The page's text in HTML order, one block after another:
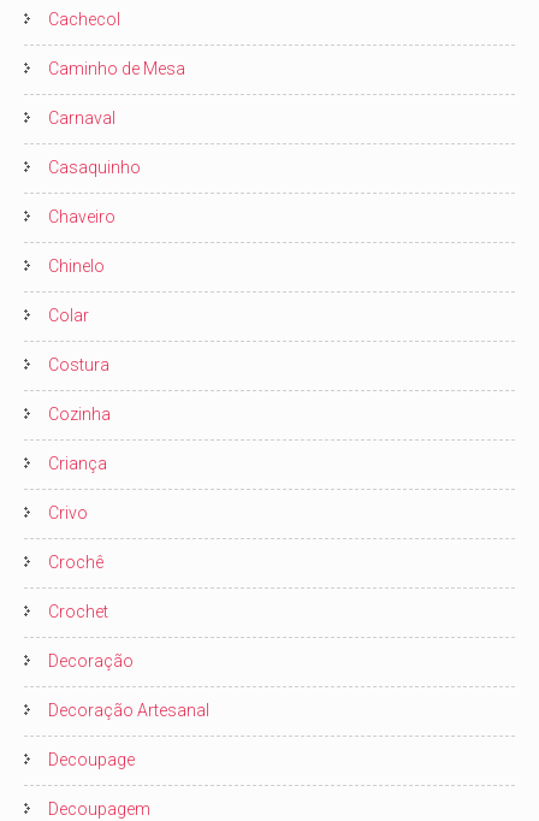
Cachecol
Caminho de Mesa
Carnaval
Casaquinho
Chaveiro
Chinelo
Colar
Costura
Cozinha
Criança
Crivo
Crochê
Crochet
Decoração
Decoração Artesanal
Decoupage
Decoupagem